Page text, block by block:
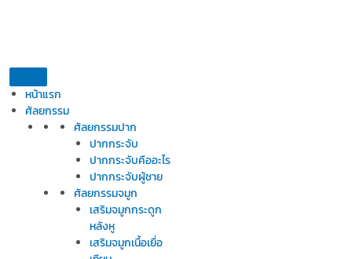
หน้าแรก
ศัลยกรรม
ศัลยกรรมปาก
ปากกระจับ
ปากกระจับคืออะไร
ปากกระจับผู้ชาย
ศัลยกรรมจมูก
เสริมจมูกกระดูก
หลังหู
เสริมจมูกเนื้อเยื่อ